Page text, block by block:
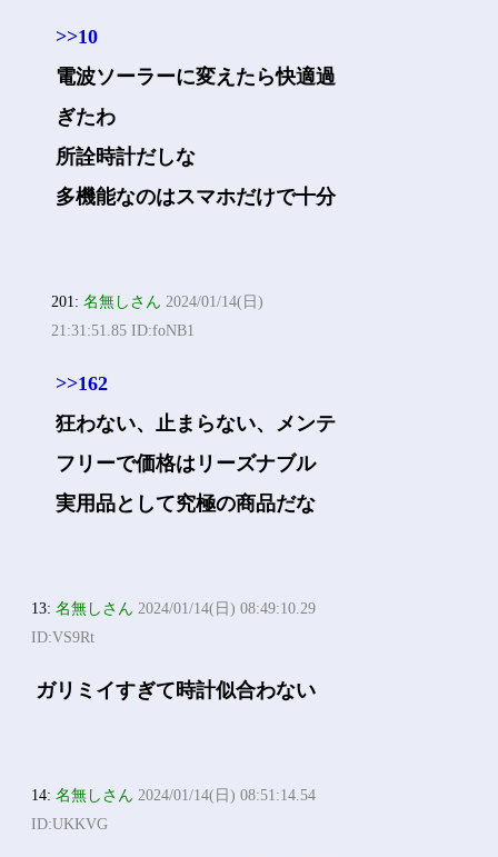
>>10
電波ソーラーに変えたら快適過
ぎたわ
所詮時計だしな
多機能なのはスマホだけで十分
201:名無しさん 2024/01/14(日)
21:31:51.85 ID:foNB1
>>162
狂わない、止まらない、メンテ
フリーで価格はリーズナブル
実用品として究極の商品だな
13:名無しさん 2024/01/14(日) 08:49:10.29
ID:VS9Rt
ガリミイすぎて時計似合わない
14:名無しさん 2024/01/14(日) 08:51:14.54
ID:UKKVG